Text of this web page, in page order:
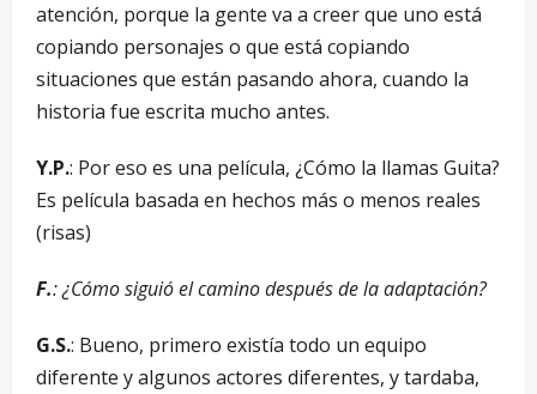
atención, porque la gente va a creer que uno está
copiando personajes o que está copiando
situaciones que están pasando ahora, cuando la
historia fue escrita mucho antes.
Y.P.: Por eso es una película, ¿Cómo la llamas Guita?
Es película basada en hechos más o menos reales
(risas)
F.: ¿Cómo siguió el camino después de la adaptación?
G.S.: Bueno, primero existía todo un equipo
diferente y algunos actores diferentes, y tardaba,